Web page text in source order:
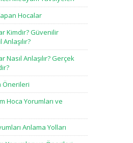
Hocalar
Kimdir? Güvenilir
Nasıl Anlaşılır? Gerçek
Önerileri
Hoca Yorumları ve
Anlama Yolları